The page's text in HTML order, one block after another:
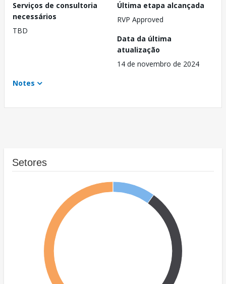
Serviços de consultoria
necessários
TBD
Última etapa alcançada
RVP Approved
Data da última
atualização
14 de novembro de 2024
Notes
Setores